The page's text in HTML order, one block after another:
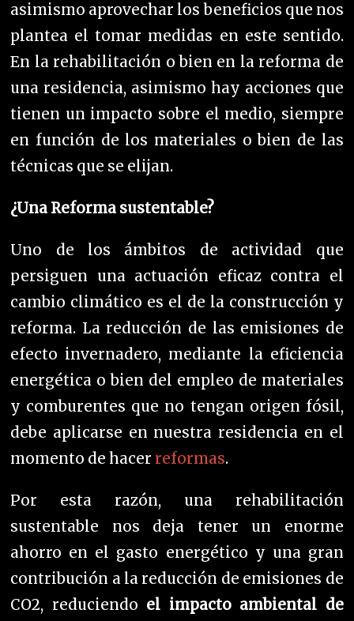
asimismo aprovechar los beneficios que nos
plantea el tomar medidas en este sentido.
En la rehabilitación o bien en la reforma de
una residencia, asimismo hay acciones que
tienen un impacto sobre el medio, siempre
en función de los materiales o bien de las
técnicas que se elijan.
¿Una Reforma sustentable?
Uno de los ámbitos de actividad que
persiguen una actuación eficaz contra el
cambio climático es el de la construcción y
reforma. La reducción de las emisiones de
efecto invernadero, mediante la eficiencia
energética o bien del empleo de materiales
y comburentes que no tengan origen fósil,
debe aplicarse en nuestra residencia en el
momento de hacer reformas.
Por esta razón, una rehabilitación
sustentable nos deja tener un enorme
ahorro en el gasto energético y una gran
contribución a la reducción de emisiones de
CO2, reduciendo el impacto ambiental de